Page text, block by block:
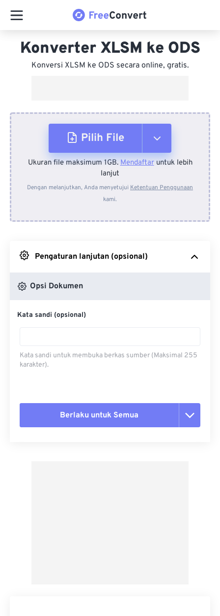
Konverter XLSM ke ODS
Konversi XLSM ke ODS secara online, gratis.
Pilih File
Dari Perangkat
Dari Dropbox
Ukuran file maksimum 1GB.Mendaftaruntuk lebih
lanjut
Dengan melanjutkan, Anda menyetujui Ketentuan Penggunaan
kami.
Pengaturan lanjutan (opsional)
Opsi Dokumen
Kata sandi (opsional)
Kata sandi untuk membuka berkas sumber (Maksimal 255
karakter).
Berlaku untuk Semua